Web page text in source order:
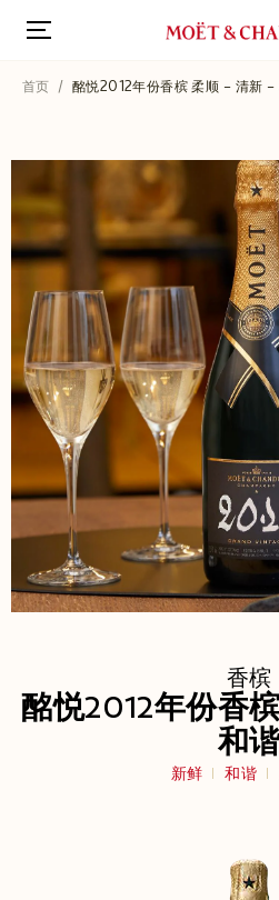
容
首页 酩悦2012年份香槟 柔顺 – 清新 –
香槟
酩悦2012年份香
和
新鲜 和谐